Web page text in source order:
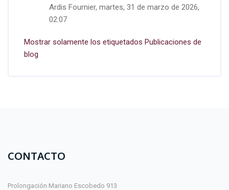
Ardis Fournier, martes, 31 de marzo de 2026,
02:07
Mostrar solamente los etiquetados Publicaciones de
blog
CONTACTO
Prolongación Mariano Escobedo 913